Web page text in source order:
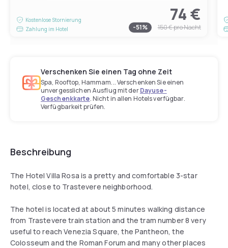
Kostenlose Stornierung
Zahlung im Hotel
74 €
-51% 150 €pro Nacht
Verschenken Sie einen Tag ohne Zeit
Spa, Rooftop, Hammam... Verschenken Sie einen
unvergesslichen Ausflug mit derDayuse-
Geschenkkarte. Nicht in allen Hotels verfügbar.
Verfügbarkeit prüfen.
Beschreibung
The Hotel Villa Rosa is a pretty and comfortable 3-star
hotel, close to Trastevere neighborhood.
The hotel is located at about 5 minutes walking distance
from Trastevere train station and the tram number 8 very
useful to reach Venezia Square, the Pantheon, the
Colosseum and the Roman Forum and many other places